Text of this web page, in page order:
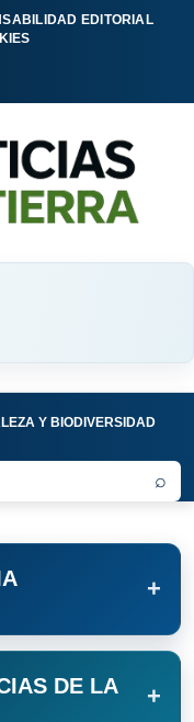
EDITORIAL
Y BIODIVERSIDAD
⌕
+
DE LA
+